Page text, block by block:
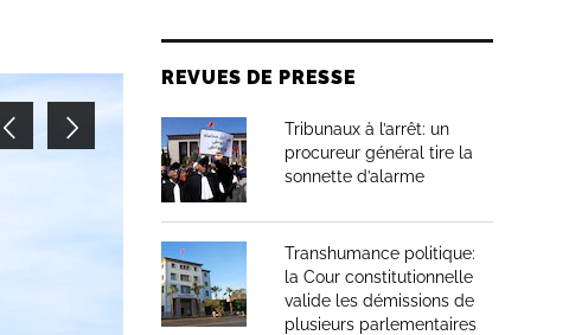
REVUES DE PRESSE
Tribunaux à l’arrêt: un
procureur général tire la
sonnette d’alarme
Transhumance politique:
la Cour constitutionnelle
valide les démissions de
plusieurs parlementaires